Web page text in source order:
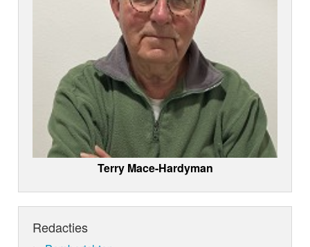
Terry Mace-Hardyman
Redacties